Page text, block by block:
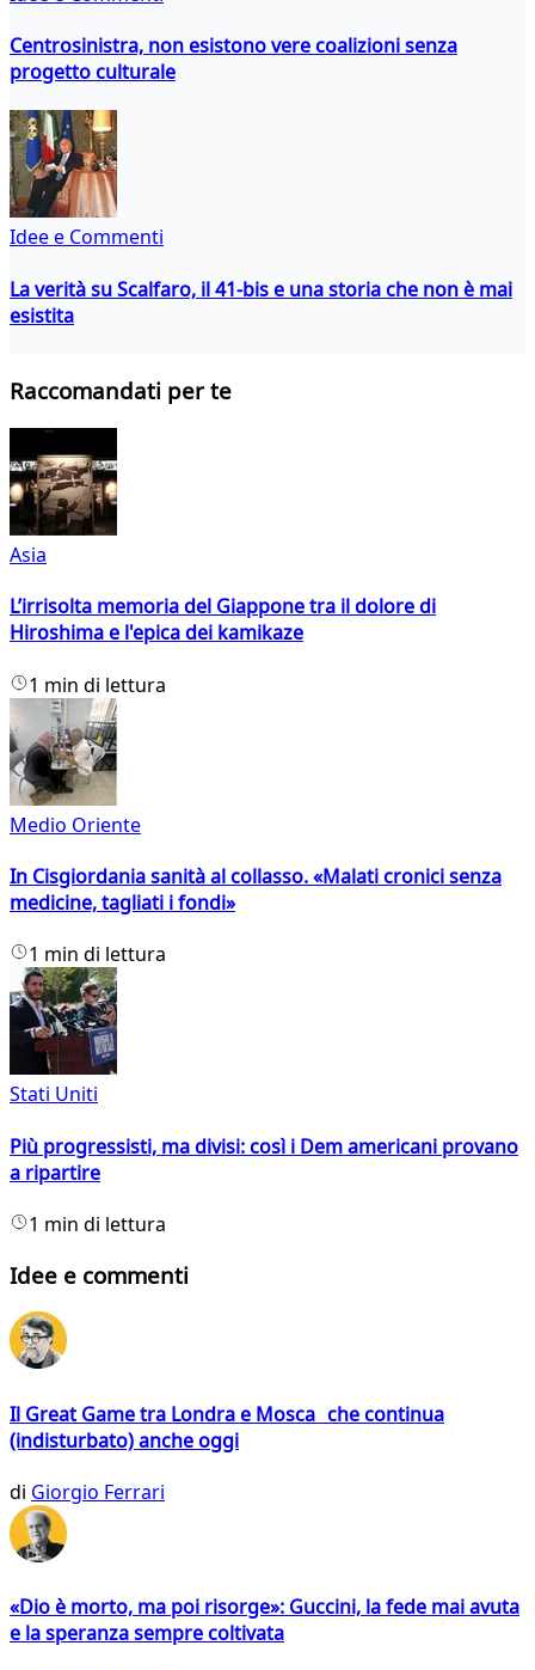
Centrosinistra, non esistono vere coalizioni senza
progetto culturale
Idee e Commenti
La verità su Scalfaro, il 41-bis e una storia che non è mai
esistita
Raccomandati per te
Asia
L’irrisolta memoria del Giappone tra il dolore di
Hiroshima e l'epica dei kamikaze
1 min di lettura
Medio Oriente
In Cisgiordania sanità al collasso. «Malati cronici senza
medicine, tagliati i fondi»
1 min di lettura
Stati Uniti
Più progressisti, ma divisi: così i Dem americani provano
a ripartire
1 min di lettura
Idee e commenti
Il Great Game tra Londra e Mosca che continua
(indisturbato) anche oggi
di Giorgio Ferrari
«Dio è morto, ma poi risorge»: Guccini, la fede mai avuta
e la speranza sempre coltivata